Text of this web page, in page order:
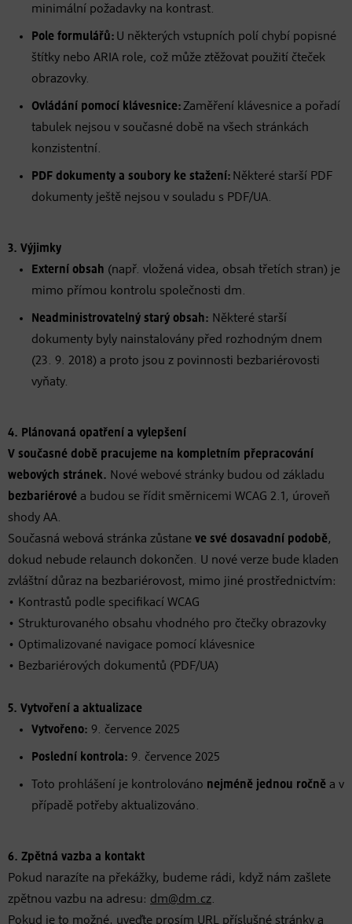
minimální požadavky na kontrast.
Pole formulářů: U některých vstupních polí chybí popisné
štítky nebo ARIA role, což může ztěžovat použití čteček
obrazovky.
Ovládání pomocí klávesnice:Zaměření klávesnice a pořadí
tabulek nejsou v současné době na všech stránkách
konzistentní.
PDF dokumenty a soubory ke stažení: Některé starší PDF
dokumenty ještě nejsou v souladu s PDF/UA.
3. Výjimky
Externí obsah (např. vložená videa, obsah třetích stran) je
mimo přímou kontrolu společnosti dm.
Neadministrovatelný starý obsah: Některé starší
dokumenty byly nainstalovány před rozhodným dnem
(23. 9. 2018) a proto jsou z povinnosti bezbariérovosti
vyňaty.
4. Plánovaná opatření a vylepšení
V současné době pracujeme na kompletním přepracování
webových stránek. Nové webové stránky budou od základu
bezbariérové a budou se řídit směrnicemi WCAG 2.1, úroveň
shody AA.
Současná webová stránka zůstane ve své dosavadní podobě,
dokud nebude relaunch dokončen. U nové verze bude kladen
zvláštní důraz na bezbariérovost, mimo jiné prostřednictvím:
• Kontrastů podle specifikací WCAG
• Strukturovaného obsahu vhodného pro čtečky obrazovky
• Optimalizované navigace pomocí klávesnice
• Bezbariérových dokumentů (PDF/UA)
5. Vytvoření a aktualizace
Vytvořeno: 9. července 2025
Poslední kontrola: 9. července 2025
Toto prohlášení je kontrolováno nejméně jednou ročně a v
případě potřeby aktualizováno.
6. Zpětná vazba a kontakt
Pokud narazíte na překážky, budeme rádi, když nám zašlete
zpětnou vazbu na adresu: dm@dm.cz.
Pokud je to možné, uveďte prosím URL příslušné stránky a